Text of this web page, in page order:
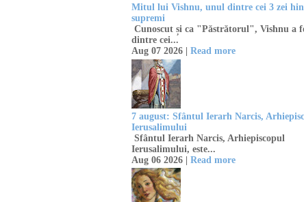
Mitul lui Vishnu, unul dintre cei 3 zei
supremi
Cunoscut și ca "Păstrătorul", Vishnu a
dintre cei...
Aug 07 2026 | Read more
7 august: Sfântul Ierarh Narcis,
Ierusalimului
Sfântul Ierarh Narcis, Arhiepiscopul
Ierusalimului, este...
Aug 06 2026 | Read more